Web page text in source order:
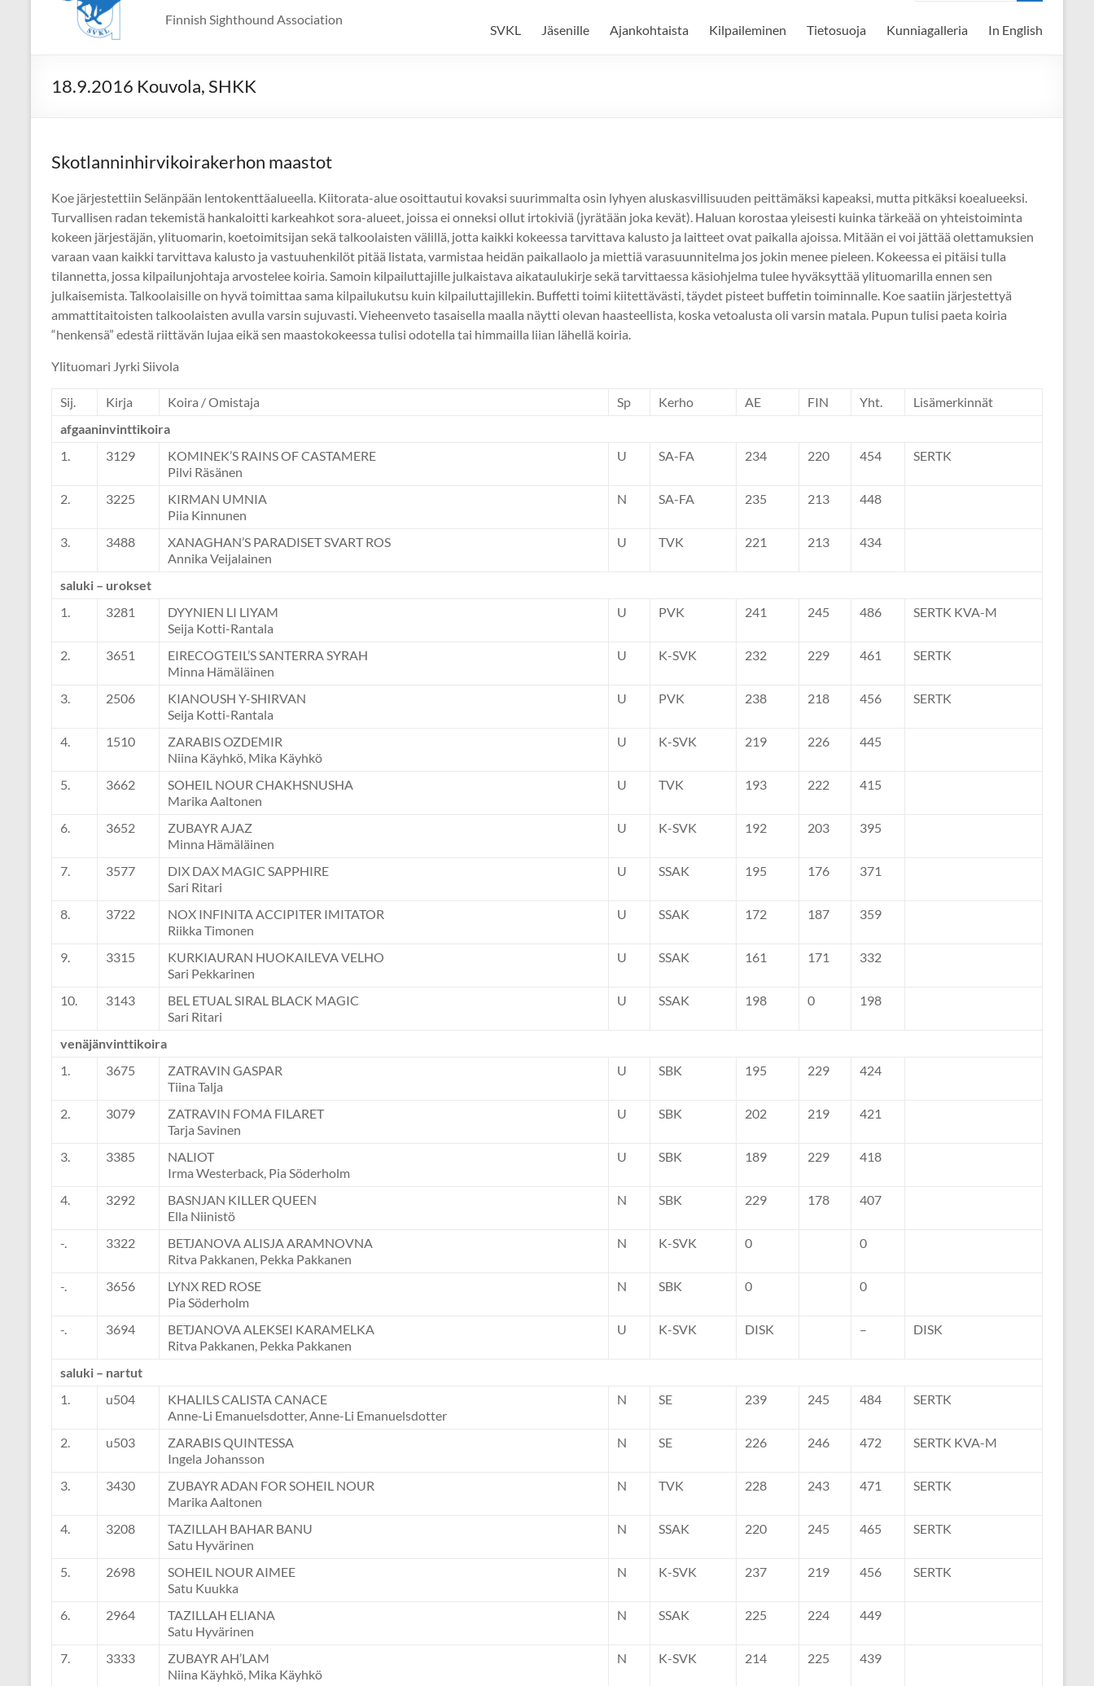
Finnish Sighthound Association
SVKL Jäsenille Ajankohtaista Kilpaileminen Tietosuoja Kunniagalleria In English
18.9.2016 Kouvola, SHKK
Skotlanninhirvikoirakerhon maastot
Koe järjestettiin Selänpään lentokenttäalueella. Kiitorata-alue osoittautui kovaksi suurimmalta osin lyhyen aluskasvillisuuden peittämäksi kapeaksi, mutta pitkäksi koealueeksi.
Turvallisen radan tekemistä hankaloitti karkeahkot sora-alueet, joissa ei onneksi ollut irtokiviä (jyrätään joka kevät). Haluan korostaa yleisesti kuinka tärkeää on yhteistoiminta
kokeen järjestäjän, ylituomarin, koetoimitsijan sekä talkoolaisten välillä, jotta kaikki kokeessa tarvittava kalusto ja laitteet ovat paikalla ajoissa. Mitään ei voi jättää olettamuksien
varaan vaan kaikki tarvittava kalusto ja vastuuhenkilöt pitää listata, varmistaa heidän paikallaolo ja miettiä varasuunnitelma jos jokin menee pieleen. Kokeessa ei pitäisi tulla
tilannetta, jossa kilpailunjohtaja arvostelee koiria. Samoin kilpailuttajille julkaistava aikataulukirje sekä tarvittaessa käsiohjelma tulee hyväksyttää ylituomarilla ennen sen
julkaisemista. Talkoolaisille on hyvä toimittaa sama kilpailukutsu kuin kilpailuttajillekin. Buffetti toimi kiitettävästi, täydet pisteet buffetin toiminnalle. Koe saatiin järjestettyä
ammattitaitoisten talkoolaisten avulla varsin sujuvasti. Vieheenveto tasaisella maalla näytti olevan haasteellista, koska vetoalusta oli varsin matala. Pupun tulisi paeta koiria
“henkensä” edestä riittävän lujaa eikä sen maastokokeessa tulisi odotella tai himmailla liian lähellä koiria.
Ylituomari Jyrki Siivola
Sij. Kirja Koira / Omistaja Sp Kerho AE FIN Yht.
Lisämerkinnät
afgaaninvinttikoira
1.
3129
KOMINEK’S RAINS OF CASTAMERE
Pilvi Räsänen
U SA-FA 234 220 454 SERTK
2. 3225
KIRMAN UMNIA
Piia Kinnunen
N SA-FA 235 213 448
3. 3488
XANAGHAN’S PARADISET SVART ROS
Annika Veijalainen
U TVK 221 213 434
saluki – urokset
1.
3281
DYYNIEN LI LIYAM
Seija Kotti-Rantala
U PVK 241 245 486 SERTK KVA-M
2. 3651
EIRECOGTEIL’S SANTERRA SYRAH
Minna Hämäläinen
U K-SVK 232 229 461 SERTK
3. 2506
KIANOUSH Y-SHIRVAN
Seija Kotti-Rantala
U PVK 238 218 456 SERTK
4. 1510
ZARABIS OZDEMIR
Niina Käyhkö, Mika Käyhkö
U K-SVK 219 226 445
5. 3662
SOHEIL NOUR CHAKHSNUSHA
Marika Aaltonen
U TVK 193 222 415
6. 3652
ZUBAYR AJAZ
Minna Hämäläinen
U K-SVK 192 203 395
7. 3577
DIX DAX MAGIC SAPPHIRE
Sari Ritari
U SSAK 195 176 371
8. 3722
NOX INFINITA ACCIPITER IMITATOR
Riikka Timonen
U SSAK 172 187 359
9. 3315
KURKIAURAN HUOKAILEVA VELHO
Sari Pekkarinen
U SSAK 161 171 332
10. 3143
BEL ETUAL SIRAL BLACK MAGIC
Sari Ritari
U SSAK 198 0 198
venäjänvinttikoira
1.
3675
ZATRAVIN GASPAR
Tiina Talja
U SBK 195 229 424
2. 3079
ZATRAVIN FOMA FILARET
Tarja Savinen
U SBK 202 219 421
3. 3385
NALIOT
Irma Westerback, Pia Söderholm
U SBK 189 229 418
4. 3292
BASNJAN KILLER QUEEN
Ella Niinistö
N SBK 229 178 407
-. 3322
BETJANOVA ALISJA ARAMNOVNA
Ritva Pakkanen, Pekka Pakkanen
N K-SVK 0 0
-. 3656
LYNX RED ROSE
Pia Söderholm
N SBK 0 0
-. 3694
BETJANOVA ALEKSEI KARAMELKA
Ritva Pakkanen, Pekka Pakkanen
U K-SVK DISK – DISK
saluki – nartut
1.
u504
KHALILS CALISTA CANACE
Anne-Li Emanuelsdotter, Anne-Li Emanuelsdotter
N SE 239 245 484 SERTK
2. u503
ZARABIS QUINTESSA
Ingela Johansson
N SE 226 246 472 SERTK KVA-M
3. 3430
ZUBAYR ADAN FOR SOHEIL NOUR
Marika Aaltonen
N TVK 228 243 471 SERTK
4. 3208
TAZILLAH BAHAR BANU
Satu Hyvärinen
N SSAK 220 245 465 SERTK
5. 2698
SOHEIL NOUR AIMEE
Satu Kuukka
N K-SVK 237 219 456 SERTK
6. 2964
TAZILLAH ELIANA
Satu Hyvärinen
N SSAK 225 224 449
7. 3333
ZUBAYR AH’LAM
Niina Käyhkö, Mika Käyhkö
N K-SVK 214 225 439